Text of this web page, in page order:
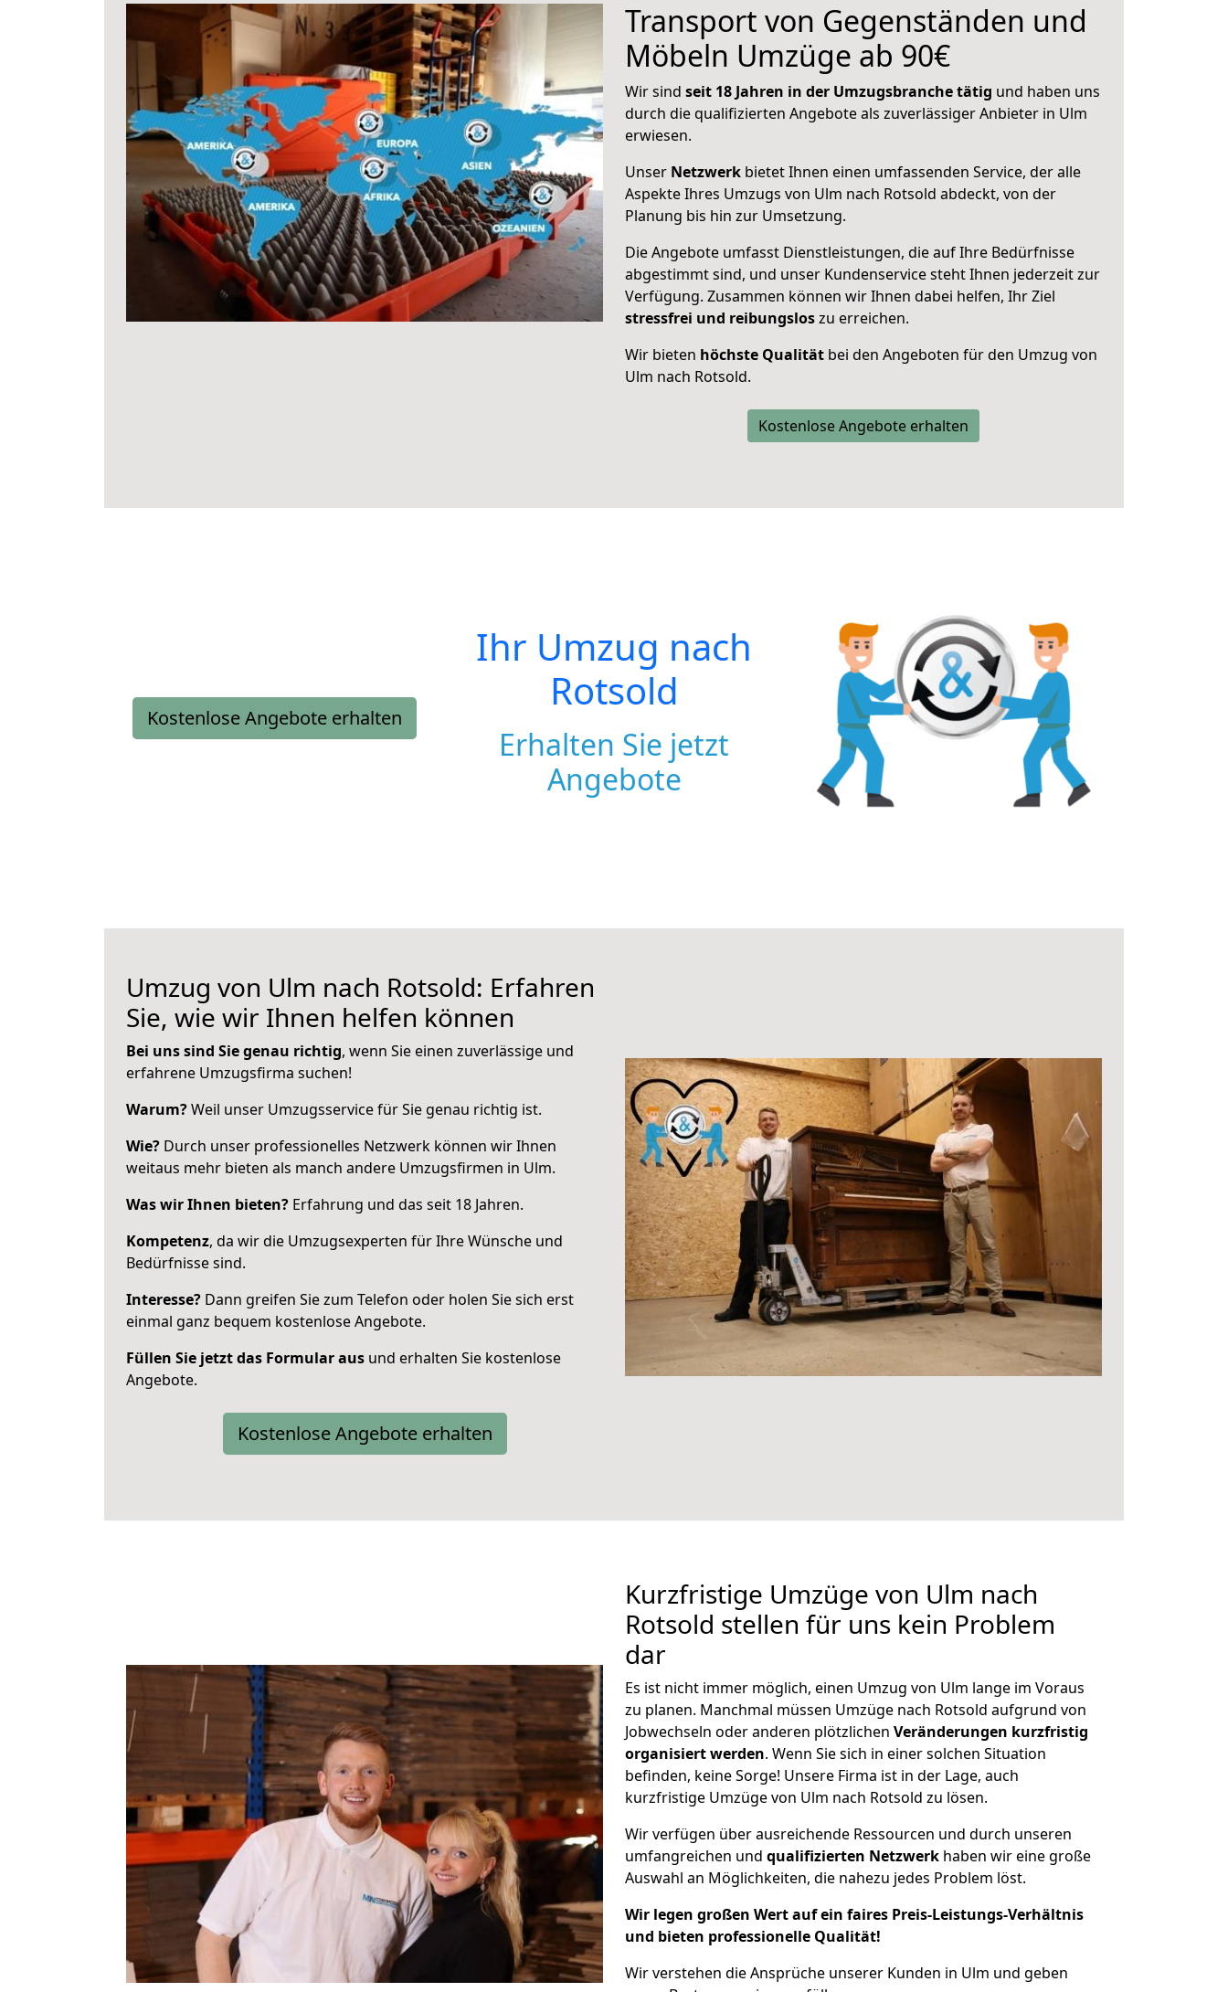
Transport von Gegenständen und
Möbeln Umzüge ab 90€
Wir sind seit 18 Jahren in der Umzugsbranche tätig und haben uns
durch die qualifizierten Angebote als zuverlässiger Anbieter in Ulm
erwiesen.
Unser Netzwerk bietet Ihnen einen umfassenden Service, der alle
Aspekte Ihres Umzugs von Ulm nach Rotsold abdeckt, von der
Planung bis hin zur Umsetzung.
Die Angebote umfasst Dienstleistungen, die auf Ihre Bedürfnisse
abgestimmt sind, und unser Kundenservice steht Ihnen jederzeit zur
Verfügung. Zusammen können wir Ihnen dabei helfen, Ihr Ziel
stressfrei und reibungsloszu erreichen.
Wir bieten höchste Qualität bei den Angeboten für den Umzug von
Ulm nach Rotsold.
Kostenlose Angebote erhalten
Kostenlose Angebote erhalten
Ihr Umzug nach
Rotsold
Erhalten Sie jetzt
Angebote
Umzug von Ulm nach Rotsold: Erfahren
Sie, wie wir Ihnen helfen können
Bei uns sind Sie genau richtig, wenn Sie einen zuverlässige und
erfahrene Umzugsfirma suchen!
Warum?Weil unser Umzugsservice für Sie genau richtig ist.
Wie? Durch unser professionelles Netzwerk können wir Ihnen
weitaus mehr bieten als manch andere Umzugsfirmen in Ulm.
Was wir Ihnen bieten? Erfahrung und das seit 18 Jahren.
Kompetenz, da wir die Umzugsexperten für Ihre Wünsche und
Bedürfnisse sind.
Interesse? Dann greifen Sie zum Telefon oder holen Sie sich erst
einmal ganz bequem kostenlose Angebote.
Füllen Sie jetzt das Formular aus und erhalten Sie kostenlose
Angebote.
Kostenlose Angebote erhalten
Kurzfristige Umzüge von Ulm nach
Rotsold stellen für uns kein Problem
dar
Es ist nicht immer möglich, einen Umzug von Ulm lange im Voraus
zu planen. Manchmal müssen Umzüge nach Rotsold aufgrund von
Jobwechseln oder anderen plötzlichen Veränderungen kurzfristig
organisiert werden. Wenn Sie sich in einer solchen Situation
befinden, keine Sorge! Unsere Firma ist in der Lage, auch
kurzfristige Umzüge von Ulm nach Rotsold zu lösen.
Wir verfügen über ausreichende Ressourcen und durch unseren
umfangreichen und qualifizierten Netzwerk haben wir eine große
Auswahl an Möglichkeiten, die nahezu jedes Problem löst.
Wir legen großen Wert auf ein faires Preis-Leistungs-Verhältnis
und bieten professionelle Qualität!
Wir verstehen die Ansprüche unserer Kunden in Ulm und geben